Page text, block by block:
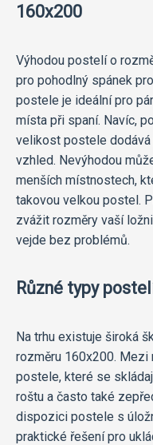
160x200
Výhodou postelí o
pro pohodlný spánek
postele je ideální pro
místa při spaní. Navíc,
velikost postele
vzhled. Nevýhodou
menších místnostech,
takovou velkou postel.
zvážit rozměry vaší
vejde bez problémů.
Různé typy
Na trhu existuje široká
rozměru 160x200. Mezi
postele, které se
roštu a často také
dispozici postele s
praktické řešení pro